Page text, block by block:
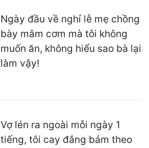
Ngày đầu về nghỉ lễ mẹ chồng
bày mâm cơm mà tôi không
muốn ăn, không hiểu sao bà lại
làm vậy!
Vợ lén ra ngoài mỗi ngày 1
tiếng, tôi cay đắng bám theo